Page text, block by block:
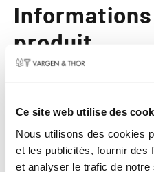
Ce site web utilise des
Nous utilisons des cookies
et les publicités, fournir des
et analyser le trafic de
produit
MODELL Mb fait partie
KROMA. Il est
À l'intérieur, MODELL